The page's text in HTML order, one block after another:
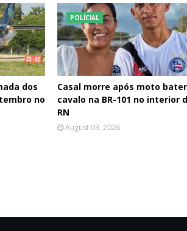
dos
no
POLÍCIAL
Casal morre após moto
cavalo na BR-101 no interior
RN
August 03, 2026